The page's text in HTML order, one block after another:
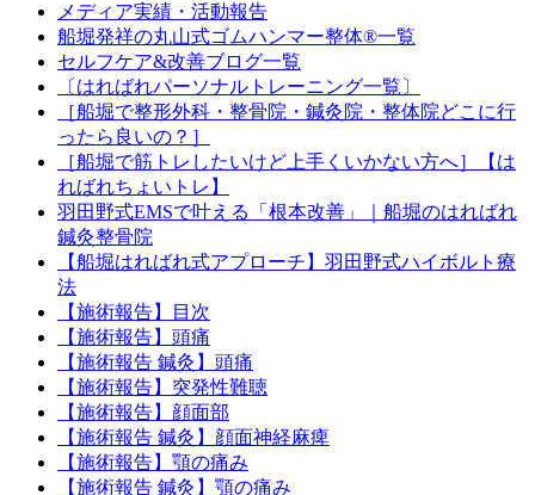
メディア実績・活動報告
船堀発祥の丸山式ゴムハンマー整体®︎一覧
セルフケア&改善ブログ一覧
〔はればれパーソナルトレーニング一覧〕
［船堀で整形外科・整骨院・鍼灸院・整体院どこに行
ったら良いの？］
［船堀で筋トレしたいけど上手くいかない方へ］【は
ればれちょいトレ】
羽田野式EMSで叶える「根本改善」｜船堀のはればれ
鍼灸整骨院
【船堀はればれ式アプローチ】羽田野式ハイボルト療
法
【施術報告】目次
【施術報告】頭痛
【施術報告 鍼灸】頭痛
【施術報告】突発性難聴
【施術報告】顔面部
【施術報告 鍼灸】顔面神経麻痺
【施術報告】顎の痛み
【施術報告 鍼灸】顎の痛み